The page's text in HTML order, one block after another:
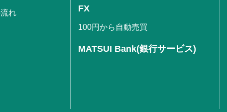
れ FX
100円から自動売買
MATSUI Bank(銀行サービス)